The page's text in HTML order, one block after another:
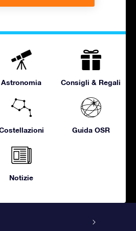
Astronomia Consigli & Regali
Guida OSR
Notizie